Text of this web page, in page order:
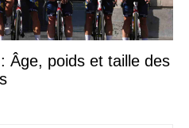
Âge, poids et taille des